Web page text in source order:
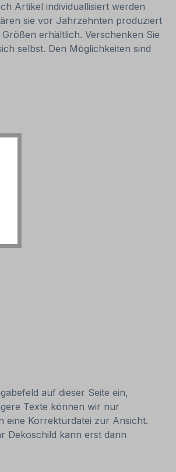
Artikel individuallisiert werden
sie vor Jahrzehnten produziert
erhältlich. Verschenken Sie
selbst. Den Möglichkeiten sind
auf dieser Seite ein,
Texte können wir nur
eine Korrekturdatei zur Ansicht.
Dekoschild kann erst dann